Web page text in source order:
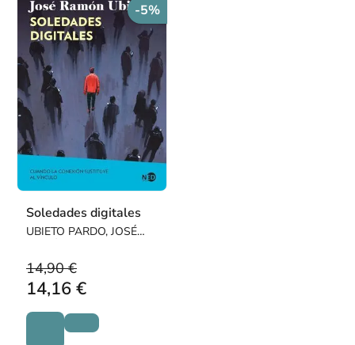
-5%
Soledades digitales
UBIETO PARDO, JOSÉ
14,90 €
14,16 €